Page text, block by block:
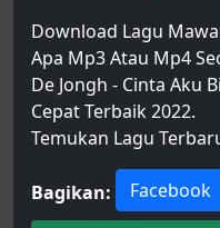
Download Lagu
Apa Mp3 Atau Mp4
De Jongh - Cinta Aku
Cepat Terbaik 2022.
Temukan Lagu
Bagikan: Facebook